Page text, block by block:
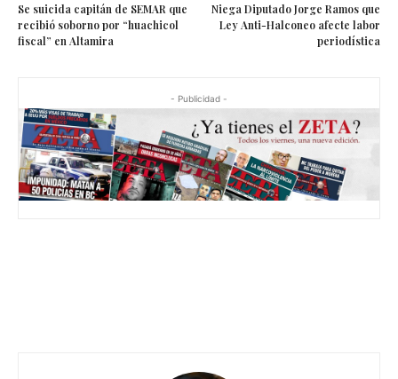
Se suicida capitán de SEMAR que
recibió soborno por “huachicol
fiscal” en Altamira
Niega Diputado Jorge Ramos que
Ley Anti-Halconeo afecte labor
periodística
- Publicidad -